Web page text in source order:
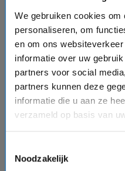
We gebruiken cookies
personaliseren, om
en om ons
informatie over uw
partners voor social
partners kunnen deze
informatie die u aan ze
verzameld op basis van
Noodzakelijk
8 daagse West-
Norwegian Dawn